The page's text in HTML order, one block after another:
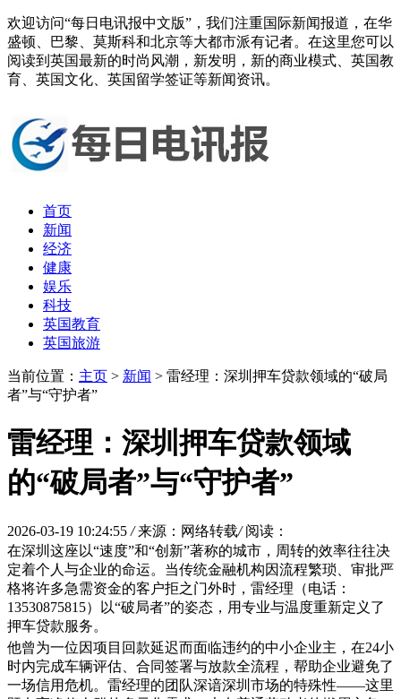
欢迎访问“每日电讯报中文版”，我们注重国际新闻报道，在华
盛顿、巴黎、莫斯科和北京等大都市派有记者。在这里您可以
阅读到英国最新的时尚风潮，新发明，新的商业模式、英国教
育、英国文化、英国留学签证等新闻资讯。
首页
新闻
经济
健康
娱乐
科技
英国教育
英国旅游
当前位置： 主页 > 新闻 > 雷经理：深圳押车贷款领域的“破局
者”与“守护者”
雷经理：深圳押车贷款领域
的“破局者”与“守护者”
2026-03-19 10:24:55 / 来源：网络转载/ 阅读：
在深圳这座以“速度”和“创新”著称的城市，周转的效率往往决
定着个人与企业的命运。当传统金融机构因流程繁琐、审批严
格将许多急需资金的客户拒之门外时，雷经理（电话：
13530875815）以“破局者”的姿态，用专业与温度重新定义了
押车贷款服务。
他曾为一位因项目回款延迟而面临违约的中小企业主，在24小
时内完成车辆评估、合同签署与放款全流程，帮助企业避免了
一场信用危机。雷经理的团队深谙深圳市场的特殊性——这里